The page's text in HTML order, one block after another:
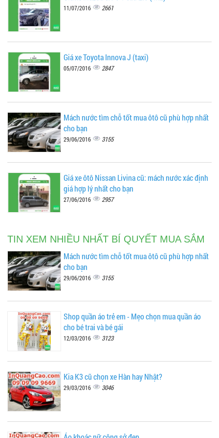
11/07/2016 2661
Giá xe Toyota Innova J (taxi)
05/07/2016 2847
Mách nước tìm chỗ tốt mua ôtô cũ phù hợp nhất
cho bạn
29/06/2016 3155
Giá xe ôtô Nissan Livina cũ: mách nước xác định
giá hợp lý nhất cho bạn
27/06/2016 2957
TIN XEM NHIỀU NHẤT BÍ QUYẾT MUA SẮM
Mách nước tìm chỗ tốt mua ôtô cũ phù hợp nhất
cho bạn
29/06/2016 3155
Shop quần áo trẻ em - Mẹo chọn mua quần áo
cho bé trai và bé gái
12/03/2016 3123
Kia K3 cũ chọn xe Hàn hay Nhật?
29/03/2016 3046